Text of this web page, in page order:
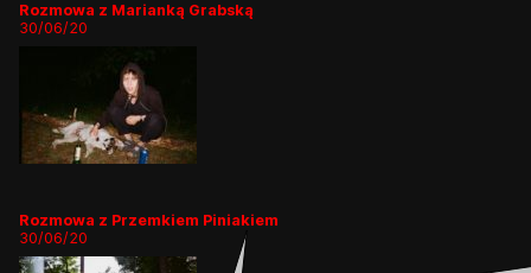
Rozmowa z Marianką Grabską
30/06/20
Rozmowa z Przemkiem Piniakiem
30/06/20